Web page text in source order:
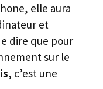
elle aura
et
dire que pour
sur le
, c’est une